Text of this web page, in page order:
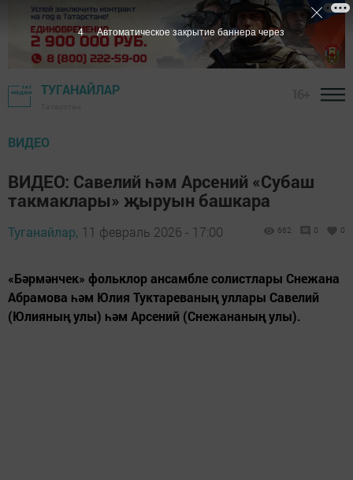
ТУГАНАЙЛАР
ВИДЕО
ВИДЕО: Савелий һәм Арсений «Субаш
такмаклары» җыруын башкара
Туганайлар, 11 февраль 2026 - 17:00 662 0 0
«Бәрмәнчек» фольклор ансамбле солистлары Снежана
Абрамова һәм Юлия Туктареваның уллары Савелий
(Юлияның улы) һәм Арсений (Снежананың улы).
2 Автоматическое закрытие баннера через